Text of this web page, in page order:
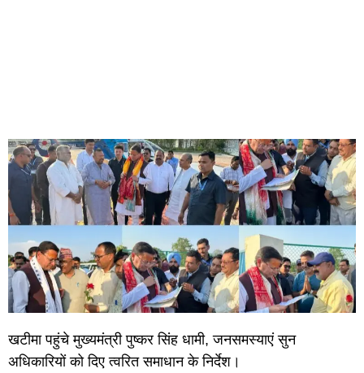
खटीमा पहुंचे मुख्यमंत्री पुष्कर सिंह धामी, जनसमस्याएं सुन
अधिकारियों को दिए त्वरित समाधान के निर्देश।